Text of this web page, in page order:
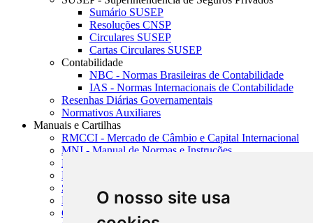
O nosso site usa
Sumário SUSEP
Resoluções CNSP
Circulares SUSEP
Cartas Circulares SUSEP
Contabilidade
NBC - Normas Brasileiras de Contabilidade
IAS - Normas Internacionais de Contabilidade
Resenhas Diárias Governamentais
Normativos Auxiliares
Manuais e Cartilhas
RMCCI - Mercado de Câmbio e Capital Internacional
MNI - Manual de Normas e Instruções
MTVM - Manual de Títulos e Valores Mobiliários
MCR - Manual de Crédito Rural
SISORF - Manual de Organização do SFN
MASUP - Manual de Supervisão Bancária
CADOC - Catálogo de Documentos